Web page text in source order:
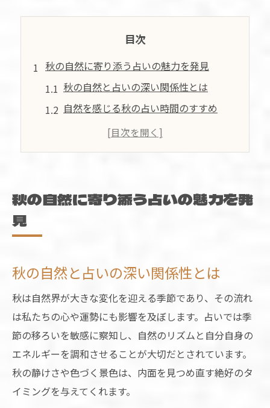
目次
秋の自然に寄り添う占いの魅力を発見
秋の自然と占いの深い関係性とは
自然を感じる秋の占い時間のすすめ
秋らしい自然の中で占いを楽しむ方法
自然の流れを活かした秋の占い体験
心と季節が調和する秋の占い活用法
心を癒す秋の自然派占いアイデア
季節の変化と占いの調和の秘訣
自然のリズムから導く秋の占い体験記
秋の自然と占いで気づく自分の変化
自然に学ぶ秋の占い体験の魅力
秋の空気感を活かした占いの実例
秋の自然に寄り添う占いの魅力を発
見
秋の自然と占いの深い関係性とは
秋は自然界が大きな変化を迎える季節であり、その流れ
は私たちの心や運勢にも影響を及ぼします。占いでは季
節の移ろいを敏感に察知し、自然のリズムと自分自身の
エネルギーを調和させることが大切だとされています。
秋の静けさや色づく景色は、内面を見つめ直す絶好のタ
イミングを与えてくれます。